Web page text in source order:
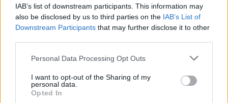
IAB’s list of downstream participants. This information may
also be disclosed by us to third parties on the IAB’s List of
Downstream Participants that may further disclose it to other
Please note that this website/app uses one or more Google
not limited to your visit or usage behaviour. You may click to
grant or deny consent to Google and its third-party tags to
use your data for below specified purposes in below Google
Personal Data Processing Opt Outs
I want to opt-out of the Sharing of my
personal data.
Opted In
Belföld
2024. június 28. 18:08
Szuverenitásvédelmi Hivatal vizsgálata
David Pressman, az Egyesült Államok magyar nagykövete